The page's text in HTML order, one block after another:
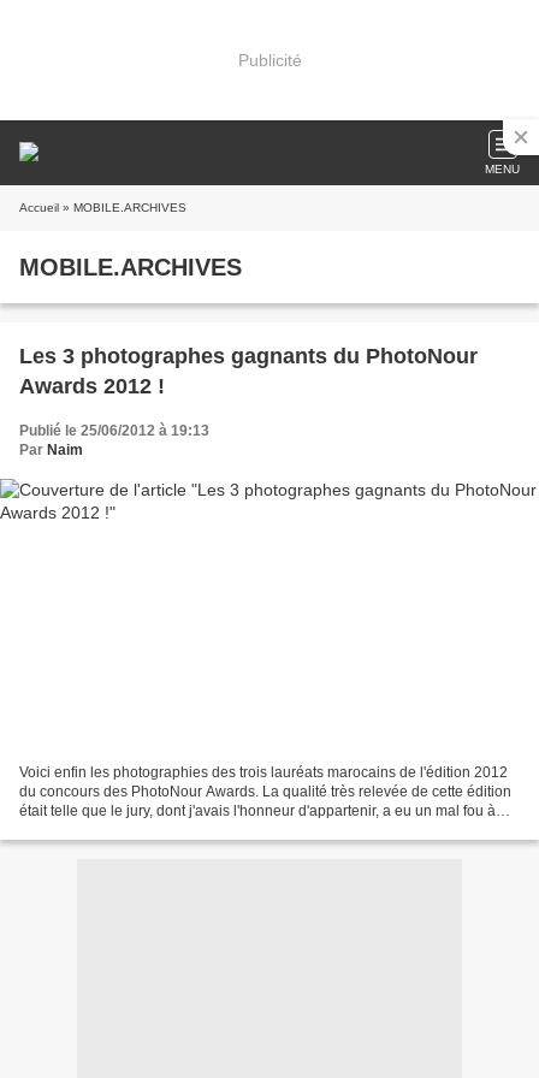
Publicité
MENU
Accueil » MOBILE.ARCHIVES
MOBILE.ARCHIVES
Les 3 photographes gagnants du PhotoNour
Awards 2012 !
Publié le 25/06/2012 à 19:13
Par Naim
Voici enfin les photographies des trois lauréats marocains de l'édition 2012
du concours des PhotoNour Awards. La qualité très relevée de cette édition
était telle que le jury, dont j'avais l'honneur d'appartenir, a eu un mal fou à